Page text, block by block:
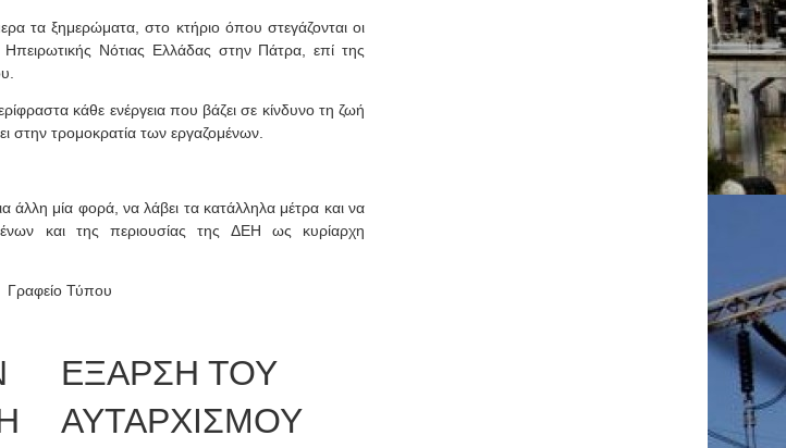
τα ξημερώματα, στο κτήριο όπου στεγάζονται οι
Νότιας Ελλάδας στην Πάτρα, επί της
κάθε ενέργεια που βάζει σε κίνδυνο τη ζωή
στην τρομοκρατία των εργαζομένων.
μία φορά, να λάβει τα κατάλληλα μέτρα και να
και της περιουσίας της ΔΕΗ ως κυρίαρχη
Γραφείο Τύπου
ΕΞΑΡΣΗ ΤΟΥ
ΑΥΤΑΡΧΙΣΜΟΥ